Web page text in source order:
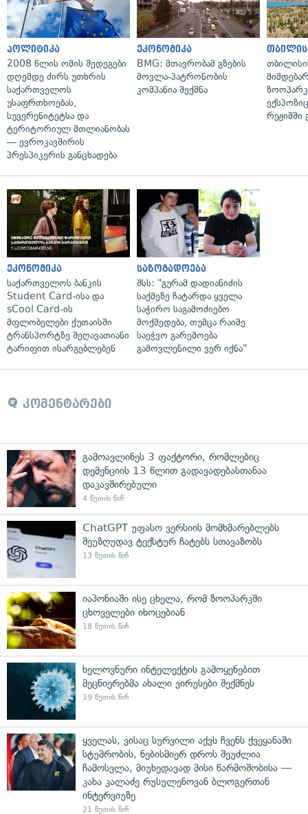
პოლიტიკა
2008 წლის ომის შედეგები
დღემდე ძირს უთხრის
საქართველოს
უსაფრთხოებას,
სუვერენიტეტსა და
ტერიტორიულ მთლიანობას
— ევროკავშირის
პრესპიკერის განცხადება
ეკონომიკა
BMG: მთავრობამ გზების
მოვლა-პატრონობის
კომპანია შექმნა
რეჟიმში
ეკონომიკა
საქართველოს ბანკის
Student Card-ისა და
sCool Card-ის
მფლობელები ქუთაისში
ტრანსპორტზე შეღავათიანი
ტარიფით ისარგებლებენ
საზოგადოება
შსს: "გურამ დადიანიძის
საქმეზე ჩატარდა ყველა
საჭირო საგამოძიებო
მოქმედება, თუმცა რაიმე
საეჭვო გარემოება
გამოვლენილი ვერ იქნა"
კომენტარები
გამოავლინეს 3 ფაქტორი, რომლებიც
დემენციის 13 წლით გადავადებასთანაა
დაკავშირებული
4 წუთის წინ
ChatGPT უფასო ვერსიის მომხმარებლებს
შეუზღუდავ ტექსტურ ჩატებს სთავაზობს
13 წუთის წინ
იაპონიაში ისე ცხელა, რომ ზოოპარკში
ცხოველები იხოცებიან
18 წუთის წინ
ხელოვნური ინტელექტის გამოყენებით
მეცნიერებმა ახალი ვირუსები შექმნეს
19 წუთის წინ
ყველას, ვისაც სურვილი აქვს ჩვენს ქვეყანაში
სტუმრობის, ნებისმიერ დროს შეუძლია
ჩამოსვლა, მიუხედავად მისი წარმოშობისა —
კახა კალაძე რუსულენოვან ბლოგერთან
ინტერვიუზე
21 წუთის წინ